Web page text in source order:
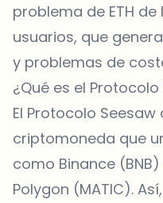
problema de ETH
usuarios, que
y problemas de
¿Qué es el Protocolo
El Protocolo Seesaw
criptomoneda que
como Binance
Polygon (MATIC).